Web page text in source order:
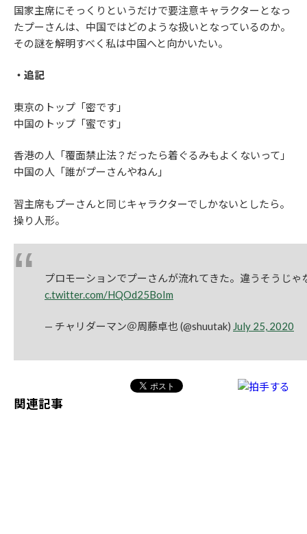
国家主席にそっくりというだけで要注意キャラクターとなっ
たプーさんは、中国ではどのような扱いとなっているのか。
その謎を解明すべく私は中国へと向かいたい。
・追記
東京のトップ「密です」
中国のトップ「蜜です」
香港の人「覆面禁止法？だったら着ぐるみもよくないって」
中国の人「誰がプーさんやねん」
習主席もプーさんと同じキャラクターでしかないとしたら。
操り人形。
プロモーションでプーさんが流れてきた。違うそうじゃ
c.twitter.com/HQOd25BoIm
— チャリダーマン＠周藤卓也 (@shuutak) July 25, 2020
関連記事